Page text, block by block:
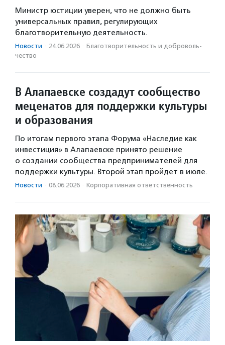
Министр юстиции уверен, что не должно быть
универсальных правил, регулирующих
благотворительную деятельность.
Новости · 24.06.2026 · Благотвори­тель­ность и доброволь­
чест­во
В Алапаевске создадут сообщество
меценатов для поддержки культуры
и образования
По итогам первого этапа Форума «Наследие как
инвестиция» в Алапаевске принято решение
о создании сообщества предпринимателей для
поддержки культуры. Второй этап пройдет в июле.
Новости · 08.06.2026 · Корпоративная ответственность